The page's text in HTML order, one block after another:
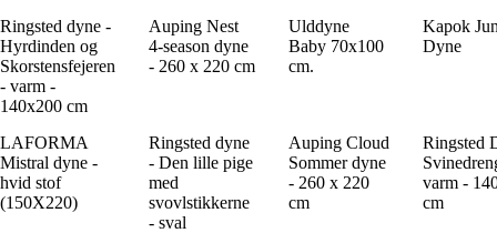
Ringsted dyne -
Hyrdinden og
Skorstensfejeren
- varm -
140x200 cm
Auping Nest
4-season dyne
- 260 x 220 cm
Ulddyne
Baby 70x100
cm.
Kapok
Dyne
LAFORMA
Mistral dyne -
hvid stof
(150X220)
Ringsted dyne
- Den lille pige
med
svovlstikkerne
- sval
Auping Cloud
Sommer dyne
- 260 x 220
cm
Ringsted
varm -
cm